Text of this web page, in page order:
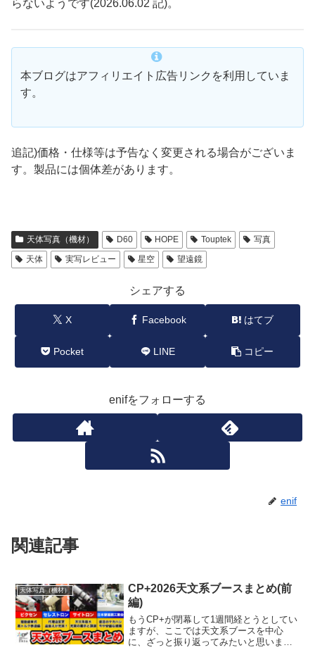
らないようです(2026.06.02 記)。
本ブログはアフィリエイト広告リンクを利用していま
す。
追記)価格・仕様等は予告なく変更される場合がございま
す。製品には個体差があります。
天体写真（機材） D60 HOPE Touptek
写真
天体
実写レビュー 星空 望遠鏡
シェアする
X Facebook はてブ
Pocket LINE コピー
enifをフォローする
enif
関連記事
天体写真（機材）
CP+2026天文系ブースまとめ(前
編)
もうCP+が閉幕して1週間経とうとしてい
ますが、ここでは天文系ブースを中心
に、ざっと振り返ってみたいと思いま